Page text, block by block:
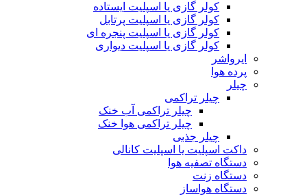
کولر گازی یا اسپلیت ایستاده
کولر گازی یا اسپلیت پرتابل
کولر گازی یا اسپلیت پنجره ای
کولر گازی یا اسپلیت دیواری
ایرواشر
پرده هوا
چیلر
چیلر تراکمی
چیلر تراکمی آب خنک
چیلر تراکمی هوا خنک
چیلر جذبی
داکت اسپلیت یا اسپلیت کانالی
دستگاه تصفیه هوا
دستگاه زنت
دستگاه هواساز